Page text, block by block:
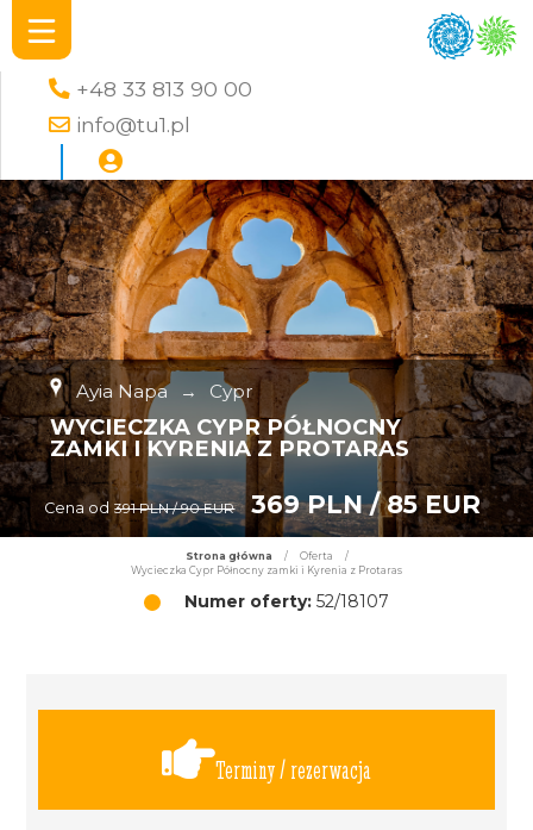
+48 33 813 90 00
info@tu1.pl
Ayia Napa → Cypr
WYCIECZKA CYPR PÓŁNOCNY
ZAMKI I KYRENIA Z PROTARAS
Cena od 391 PLN / 90 EUR 369 PLN / 85 EUR
Strona główna / Oferta
/
Wycieczka Cypr Północny zamki i Kyrenia z Protaras
Numer oferty: 52/18107
Terminy / rezerwacja